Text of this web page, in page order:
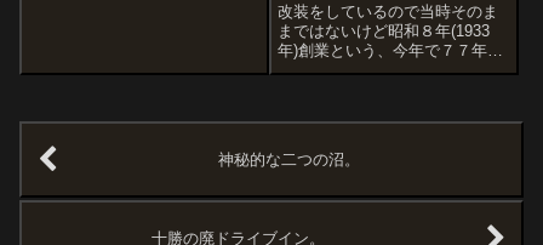
改装をしているので当時そのま
まではないけど昭和８年(1933
年)創業という、今年で７７年の
食堂。まさに、昭和通りに面し
れるお手本のような店。いつも
は、『ギン...
神秘的な二つの沼。
十勝の廃ドライブイン。